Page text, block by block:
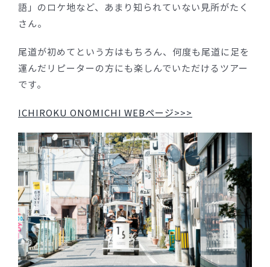
語」のロケ地など、あまり知られていない見所がたく
さん。
尾道が初めてという方はもちろん、何度も尾道に足を
運んだリピーターの方にも楽しんでいただけるツアー
です。
ICHIROKU ONOMICHI WEBページ>>>